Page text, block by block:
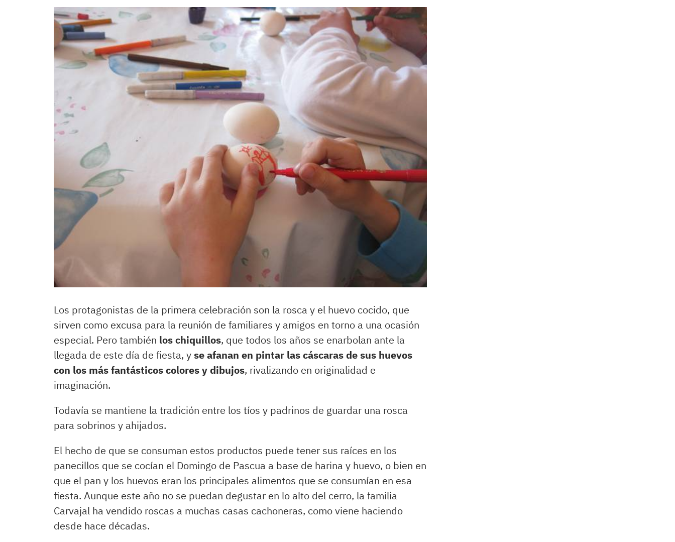
Los protagonistas de la primera celebración son la rosca y el huevo cocido, que
sirven como excusa para la reunión de familiares y amigos en torno a una ocasión
especial. Pero también los chiquillos, que todos los años se enarbolan ante la
llegada de este día de fiesta, yse afanan en pintar las cáscaras de sus huevos
con los más fantásticos colores y dibujos, rivalizando en originalidad e
imaginación.
Todavía se mantiene la tradición entre los tíos y padrinos de guardar una rosca
para sobrinos y ahijados.
El hecho de que se consuman estos productos puede tener sus raíces en los
panecillos que se cocían el Domingo de Pascua a base de harina y huevo, o bien en
que el pan y los huevos eran los principales alimentos que se consumían en esa
fiesta. Aunque este año no se puedan degustar en lo alto del cerro, la familia
Carvajal ha vendido roscas a muchas casas cachoneras, como viene haciendo
desde hace décadas.